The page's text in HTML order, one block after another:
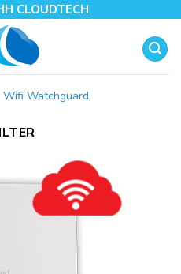
CLOUDTECH
Wifi Watchguard